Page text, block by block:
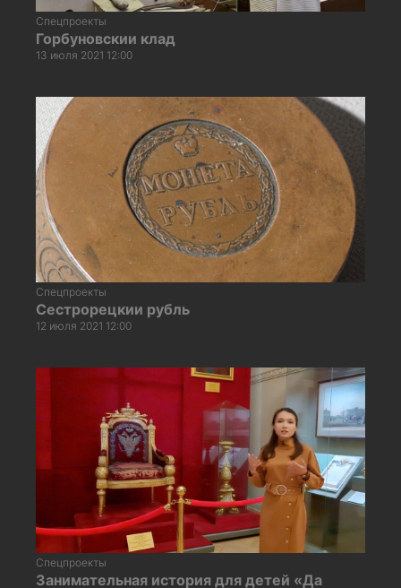
Спецпроекты
Горбуновскии клад
13 июля 2021 12:00
Спецпроекты
Сестрорецкии рубль
12 июля 2021 12:00
Спецпроекты
Занимательная история для детей «Да